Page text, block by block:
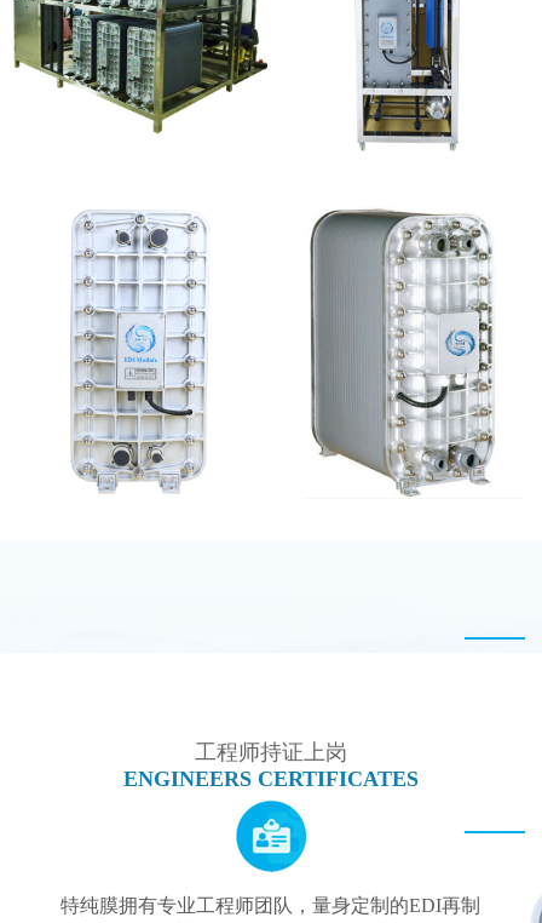
EDI设备维修 MK-TC100 EDI设备
工程师持证上岗
ENGINEERS CERTIFICATES
特纯膜拥有专业工程师团队，量身定制的EDI再制